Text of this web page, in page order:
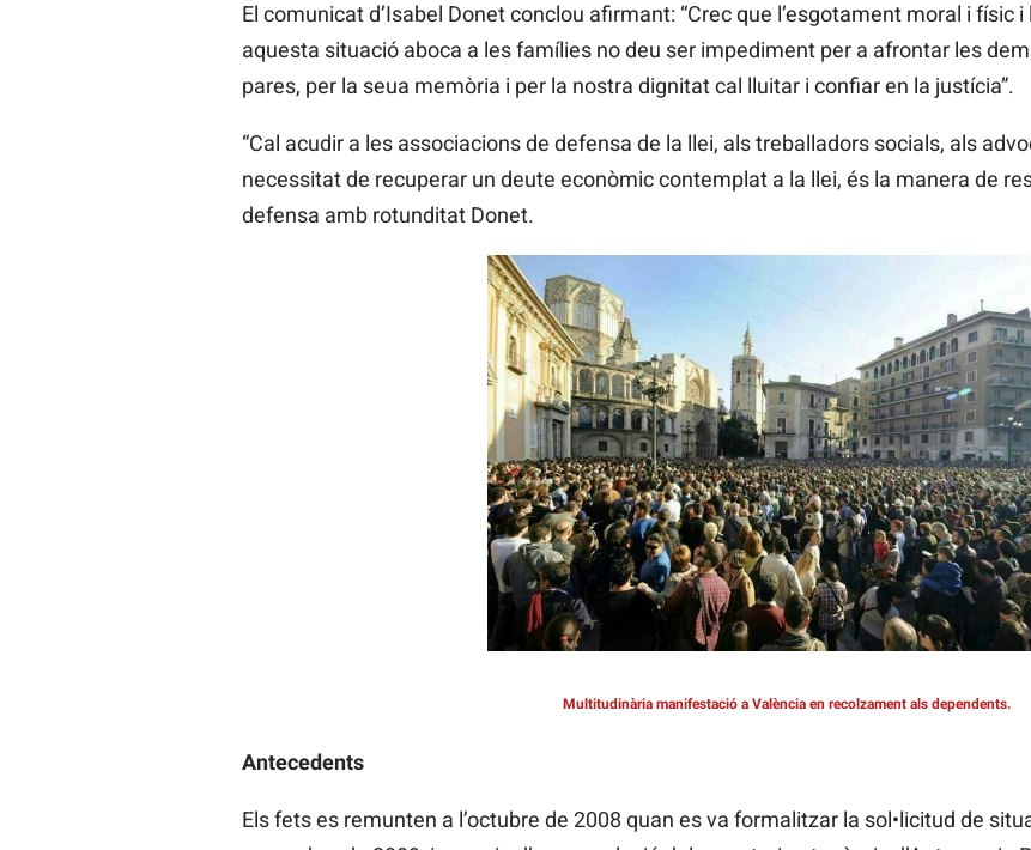
El comunicat d’Isabel Donet conclou afirmant: “Crec que l’esgotament moral i físic
aquesta situació aboca a les famílies no deu ser impediment per a afrontar les
pares, per la seua memòria i per la nostra dignitat cal lluitar i confiar en la justícia”.
“Cal acudir a les associacions de defensa de la llei, als treballadors socials, als
necessitat de recuperar un deute econòmic contemplat a la llei, és la manera de
defensa amb rotunditat Donet.
Multitudinària manifestació a València en recolzament als dependents.
Antecedents
Els fets es remunten a l’octubre de 2008 quan es va formalitzar la sol•licitud de